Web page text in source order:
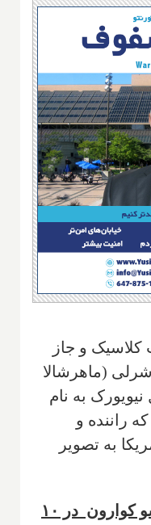
پیانیست کلاسیک و جاز
شرلی (ماهرشالا
به نام
راننده و
به تصویر
روما (Roma) ساخته آلفونسو کوارون در ۱۰